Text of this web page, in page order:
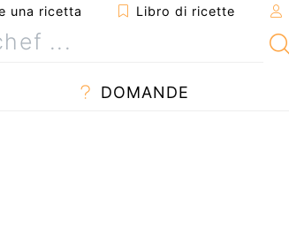
una ricetta Libro di ricette
DOMANDE